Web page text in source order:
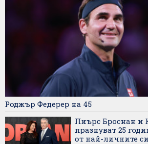
Роджър Федерер на 45
Пиърс Броснан и
празнуват 25
от най-личните